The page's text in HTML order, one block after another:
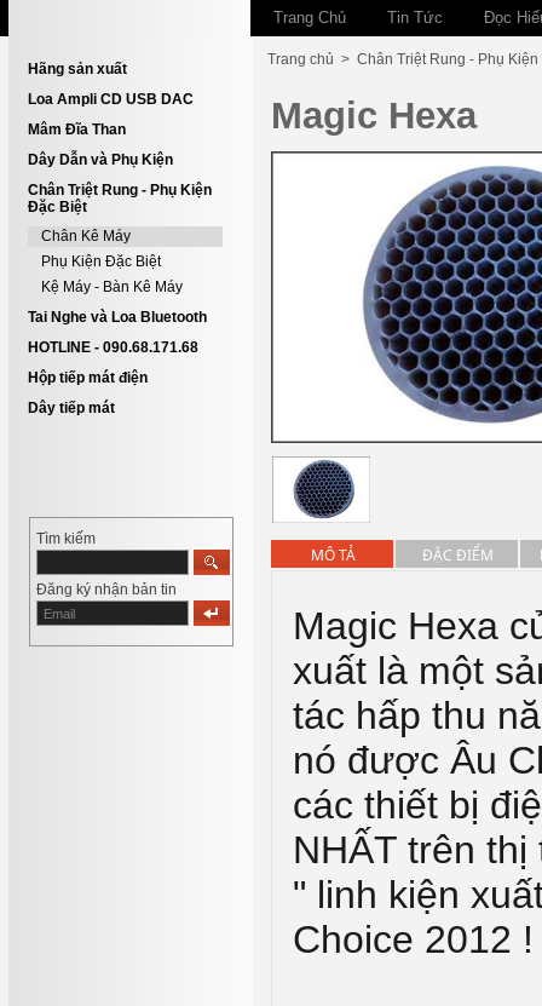
Trang Chủ Tin Tức Đọc
Hãng sản xuất
Loa Ampli CD USB DAC
Mâm Đĩa Than
Dây Dẫn và Phụ Kiện
Chân Triệt Rung - Phụ Kiện
Đặc Biệt
Chân Kê Máy
Phụ Kiện Đặc Biệt
Kệ Máy - Bàn Kê Máy
Tai Nghe và Loa Bluetooth
HOTLINE - 090.68.171.68
Hộp tiếp mát điện
Dây tiếp mát
Tìm kiếm
Đăng ký nhận bản tin
Trang chủ > Chân Triệt Rung - Phụ
Magic Hexa
MÔ TẢ ĐẶC ĐIỂM
Magic Hexa
xuất là một
tác hấp thu
nó được Âu
các thiết bị
NHẤT trên thị
" linh kiện
Choice 2012 !